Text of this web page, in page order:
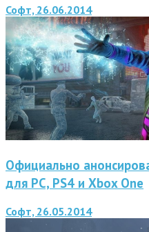
Софт, 26.06.2014
Официально
для PC, PS4 и Xbox One
Софт, 26.05.2014